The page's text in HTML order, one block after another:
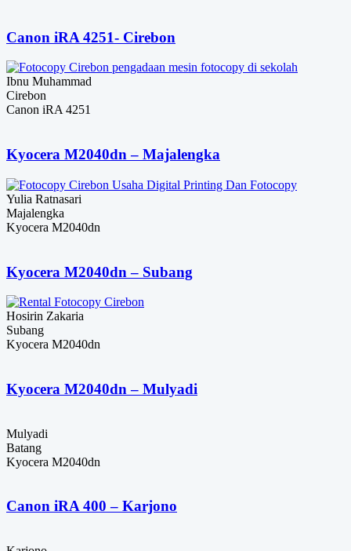
Canon iRA 4251- Cirebon
Ibnu Muhammad
Cirebon
Canon iRA 4251
Kyocera M2040dn – Majalengka
Yulia Ratnasari
Majalengka
Kyocera M2040dn
Kyocera M2040dn – Subang
Hosirin Zakaria
Subang
Kyocera M2040dn
Kyocera M2040dn – Mulyadi
Mulyadi
Batang
Kyocera M2040dn
Canon iRA 400 – Karjono